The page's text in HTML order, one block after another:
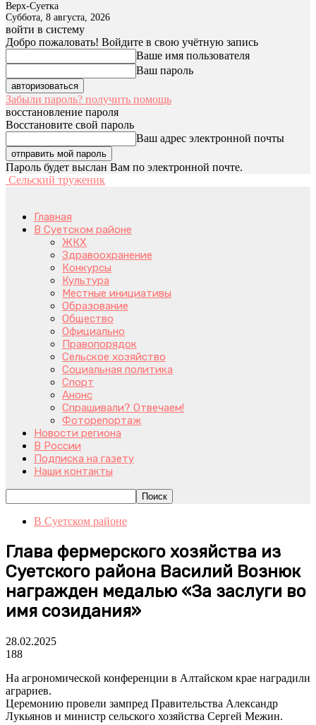
Верх-Суетка
Суббота, 8 августа, 2026
войти в систему
Добро пожаловать! Войдите в свою учётную запись
Ваше имя пользователя
Ваш пароль
Забыли пароль? получить помощь
восстановление пароля
Восстановите свой пароль
Ваш адрес электронной почты
Пароль будет выслан Вам по электронной почте.
Сельский труженик
Главная
В Суетском районе
ЖКХ
Здравоохранение
Конкурсы
Культура
Местные инициативы
Образование
Общество
Официально
Правопорядок
Сельское хозяйство
Социальная политика
Спорт
Анонс
Спрашивали? Отвечаем!
Фоторепортаж
Новости региона
В России
Подписка на газету
Наши контакты
В Суетском районе
Глава фермерского хозяйства из
Суетского района Василий Вознюк
награжден медалью «За заслуги во
имя созидания»
28.02.2025
188
На агрономической конференции в Алтайском крае наградили
аграриев.
Церемонию провели зампред Правительства Александр
Лукьянов и министр сельского хозяйства Сергей Межин.